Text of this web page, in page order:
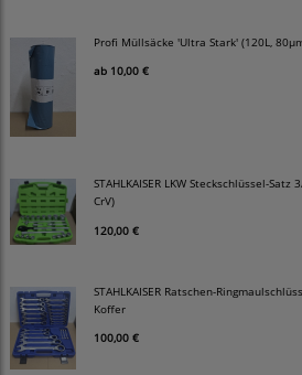
Profi Müllsäcke 'Ultra Stark' (120L,
ab 10,00 €
STAHLKAISER LKW Steckschlüssel-
CrV)
120,00 €
STAHLKAISER Ratschen-
Koffer
100,00 €